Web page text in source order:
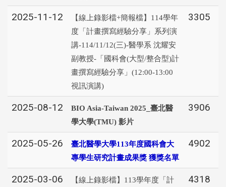
2025-11-12
【線上錄影檔+簡報檔】114學年
度「計畫撰寫經驗分享」系列演
講-114/11/12(三)-醫學系 沈耀安
副教授-「國科會(大型/整合型)計
畫撰寫經驗分享」(12:00-13:00
視訊演講)
3305
2025-08-12
BIO Asia-Taiwan 2025_臺北醫
學大學(TMU) 影片
3906
2025-05-26
臺北醫學大學113年度國科會大
專學生研究計畫成果獎 獲獎名單
4902
2025-03-06
【線上錄影檔】113學年度「計
4318